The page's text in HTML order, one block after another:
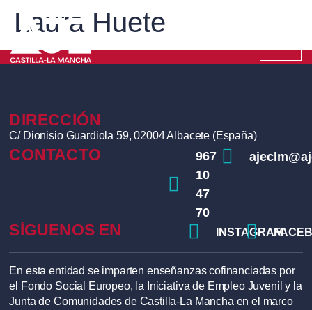
Laura Huete
DIRECCIÓN
C/ Dionisio Guardiola 59, 02004 Albacete (España)
CONTACTO
967
10
47
70
SÍGUENOS EN INSTAGRAM
En esta entidad se imparten enseñanzas cofinanciadas por
el Fondo Social Europeo, la Iniciativa de Empleo Juvenil y la
Junta de Comunidades de Castilla-La Mancha en el marco